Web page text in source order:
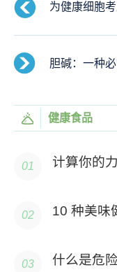
为健康细胞
胆碱：一种
健康食品
计算你的
10 种美味
什么是危